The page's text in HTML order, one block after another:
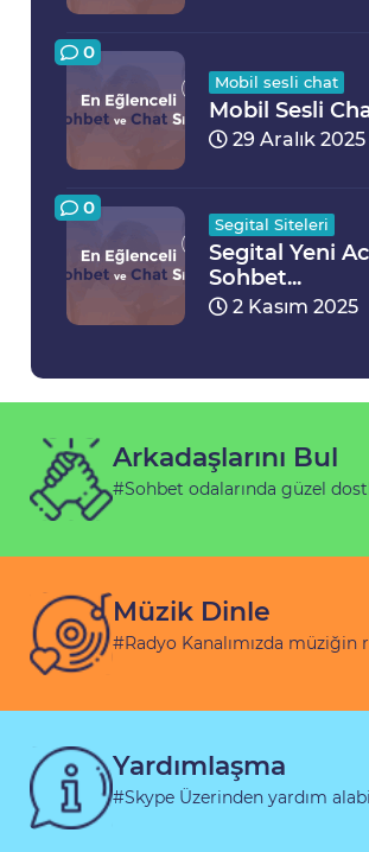
0
Mobil sesli chat
Mobil Sesli
29 Aralık 2025
0
Segital Siteleri
Segital Yeni
Sohbet...
2 Kasım 2025
Arkadaşlarını Bul
#Sohbet odalarında güzel
Müzik Dinle
#Radyo Kanalımızda
Yardımlaşma
#Skype Üzerinden yardım